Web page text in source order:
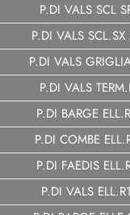
P.DI VALS SCL
P.DI VALS
P.DI VALS
P.DI VALS
P.DI BARGE
P.DI COMBE
P.DI FAEDIS
P.DI VALS